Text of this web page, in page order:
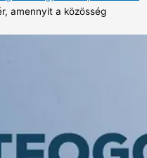
amennyit a közösség